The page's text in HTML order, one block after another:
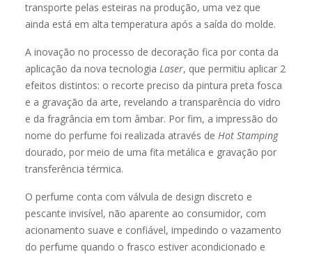
transporte pelas esteiras na produção, uma vez que
ainda está em alta temperatura após a saída do molde.
A inovação no processo de decoração fica por conta da
aplicação da nova tecnologia Laser, que permitiu aplicar 2
efeitos distintos: o recorte preciso da pintura preta fosca
e a gravação da arte, revelando a transparência do vidro
e da fragrância em tom âmbar. Por fim, a impressão do
nome do perfume foi realizada através de Hot Stamping
dourado, por meio de uma fita metálica e gravação por
transferência térmica.
O perfume conta com válvula de design discreto e
pescante invisível, não aparente ao consumidor, com
acionamento suave e confiável, impedindo o vazamento
do perfume quando o frasco estiver acondicionado e